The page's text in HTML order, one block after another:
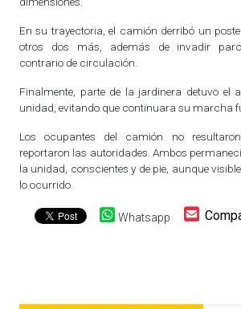
En su trayectoria, el camión derribó un
otros dos más, además de invadir
contrario de circulación.
Finalmente, parte de la jardinera detuvo el
unidad, evitando que continuara su marcha
Los ocupantes del camión no
reportaron las autoridades. Ambos
la unidad, conscientes y de pie, aunque
lo ocurrido.
Whatsapp